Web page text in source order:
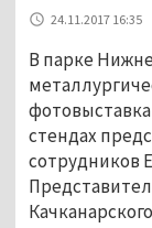
24.11.2017 16:35
В парке
стендах
сотрудников